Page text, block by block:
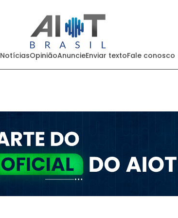
NotíciasOpiniãoAnuncieEnviar textoFale conosco